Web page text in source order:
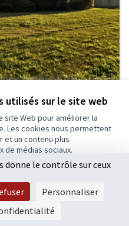
utilisés sur le site web
site Web pour améliorer la
Les cookies nous permettent
et un contenu plus
de médias sociaux.
cookies essentiels
la
Retenue
donne le contrôle sur ceux
Personnaliser